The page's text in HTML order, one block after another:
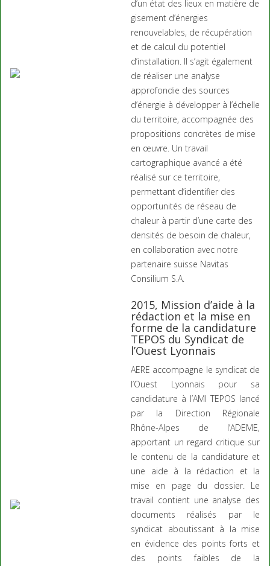
d’un état des lieux en matière de
gisement d’énergies
renouvelables, de récupération
et de calcul du potentiel
d’installation. Il s’agit également
de réaliser une analyse
approfondie des sources
d’énergie à développer à l’échelle
du territoire, accompagnée des
propositions concrètes de mise
en œuvre. Un travail
cartographique avancé a été
réalisé sur ce territoire,
permettant d’identifier des
opportunités de réseau de
chaleur à partir d’une carte des
densités de besoin de chaleur,
en collaboration avec notre
partenaire suisse Navitas
Consilium S.A.
2015, Mission d’aide à la
rédaction et la mise en
forme de la candidature
TEPOS du Syndicat de
l’Ouest Lyonnais
AERE accompagne le syndicat de
l’Ouest Lyonnais pour sa
candidature à l’AMI TEPOS lancé
par la Direction Régionale
Rhône-Alpes de l’ADEME,
apportant un regard critique sur
le contenu de la candidature et
une aide à la rédaction et la
mise en page du dossier. Le
travail contient une analyse des
documents réalisés par le
syndicat aboutissant à la mise
en évidence des points forts et
des points faibles de la